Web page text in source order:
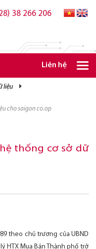
38 266 206
Liên hệ
liệu
cho saigon co.op
thống cơ sở dữ
theo chủ trương của UBND
HTX Mua Bán Thành phố trở